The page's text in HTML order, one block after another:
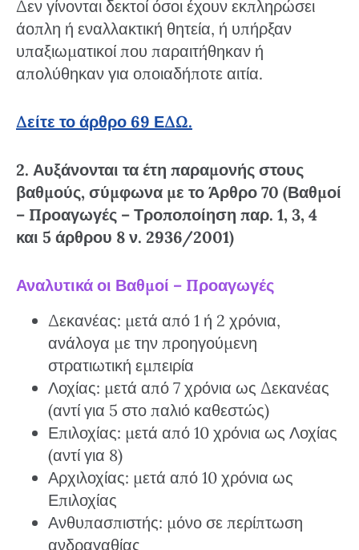
Δεν γίνονται δεκτοί όσοι έχουν εκπληρώσει
άοπλη ή εναλλακτική θητεία, ή υπήρξαν
υπαξιωματικοί που παραιτήθηκαν ή
απολύθηκαν για οποιαδήποτε αιτία.
Δείτε το άρθρο 69 ΕΔΩ.
2. Αυξάνονται τα έτη παραμονής στους
βαθμούς, σύμφωνα με το Άρθρο 70 (Βαθμοί
– Προαγωγές – Τροποποίηση παρ. 1, 3, 4
και 5 άρθρου 8 ν. 2936/2001)
Αναλυτικά οι Βαθμοί – Προαγωγές
Δεκανέας: μετά από 1 ή 2 χρόνια,
ανάλογα με την προηγούμενη
στρατιωτική εμπειρία
Λοχίας: μετά από 7 χρόνια ως Δεκανέας
(αντί για 5 στο παλιό καθεστώς)
Επιλοχίας: μετά από 10 χρόνια ως Λοχίας
(αντί για 8)
Αρχιλοχίας: μετά από 10 χρόνια ως
Επιλοχίας
Ανθυπασπιστής: μόνο σε περίπτωση
ανδραγαθίας